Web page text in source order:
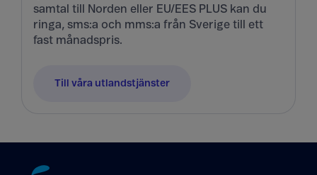
samtal till Norden eller EU/EES PLUS kan du
ringa, sms:a och mms:a från Sverige till ett
fast månadspris.
Till våra utlandstjänster